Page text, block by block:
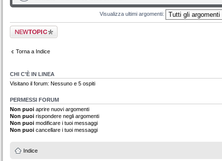
Visualizza ultimi argomenti:
Scrivi un nuovo
argomento
Torna a Indice
CHI C’È IN LINEA
Visitano il forum: Nessuno e 5 ospiti
PERMESSI FORUM
Non puoi aprire nuovi argomenti
Non puoi rispondere negli argomenti
Non puoi modificare i tuoi messaggi
Non puoi cancellare i tuoi messaggi
Indice